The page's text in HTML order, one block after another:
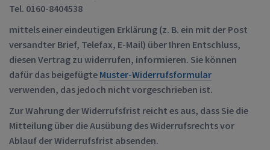
Tel. 0160-8404538
mittels einer eindeutigen Erklärung (z. B. ein mit der Post
versandter Brief, Telefax, E-Mail) über Ihren Entschluss,
diesen Vertrag zu widerrufen, informieren. Sie können
dafür das beigefügte Muster-Widerrufsformular
verwenden, das jedoch nicht vorgeschrieben ist.
Zur Wahrung der Widerrufsfrist reicht es aus, dass Sie die
Mitteilung über die Ausübung des Widerrufsrechts vor
Ablauf der Widerrufsfrist absenden.